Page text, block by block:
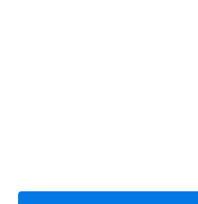
В случае возникновения